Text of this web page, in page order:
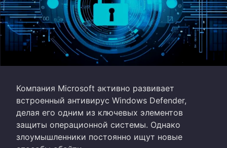
Компания Microsoft активно развивает
встроенный антивирус Windows Defender,
делая его одним из ключевых элементов
защиты операционной системы. Однако
злоумышленники постоянно ищут новые